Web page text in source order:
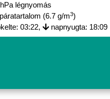
légnyomás
(6.7 g/m3)
03:22,
napnyugta: 18:09